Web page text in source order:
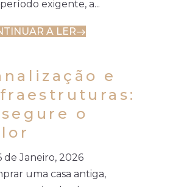
exigente, a...
A LER
e
o
de Janeiro, 2026
uma casa antiga,